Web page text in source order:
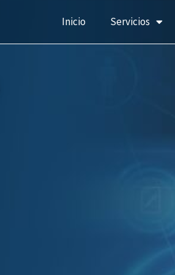
Inicio Servicios